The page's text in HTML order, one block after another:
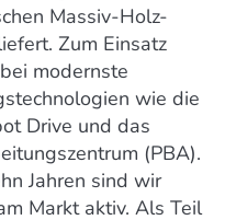
Massiv-Holz-
Zum Einsatz
modernste
wie die
Drive und das
(PBA).
Jahren sind wir
Markt aktiv. Als Teil